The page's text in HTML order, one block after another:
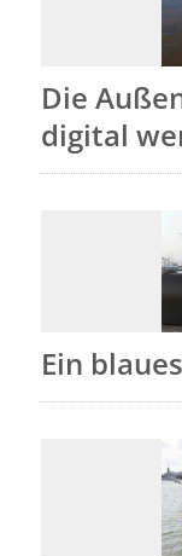
Die
digital
Ein